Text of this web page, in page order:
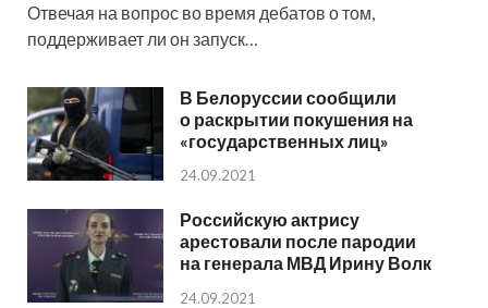
Отвечая на вопрос во время дебатов о том,
поддерживает ли он запуск…
В Белоруссии сообщили
о раскрытии покушения на
«государственных лиц»
24.09.2021
Российскую актрису
арестовали после пародии
на генерала МВД Ирину Волк
24.09.2021